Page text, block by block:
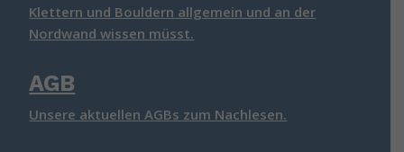
Klettern und Bouldern allgemein und an der
Nordwand wissen müsst.
AGB
Unsere aktuellen AGBs zum Nachlesen.